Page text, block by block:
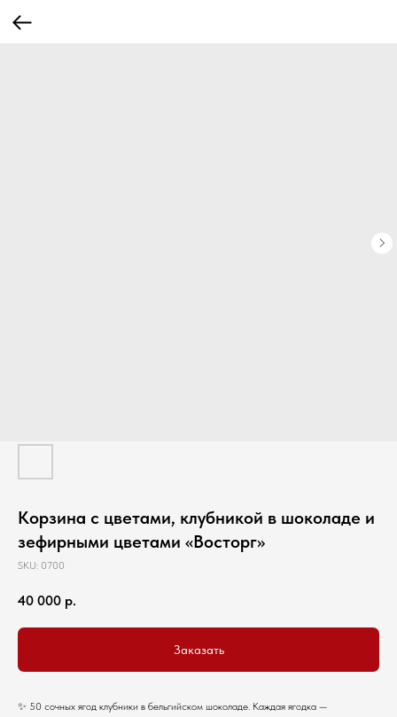
Корзина с цветами, клубникой в шоколаде и
зефирными цветами «Восторг»
SKU: 0700
40 000 р.
Заказать
✨ 50 сочных ягод клубники в бельгийском шоколаде. Каждая ягодка —